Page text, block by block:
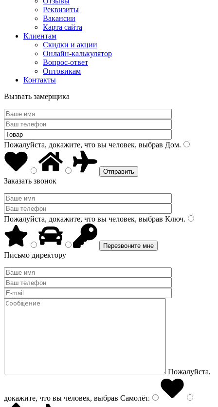
Реквизиты
Вакансии
Карта сайта
Клиентам
Скидки и акции
Онлайн-калькулятор
Вопрос-ответ
Оптовикам
Контакты
Вызвать замерщика
Пожалуйста, докажите, что вы человек, выбрав Дом.
Заказать звонок
Пожалуйста, докажите, что вы человек, выбрав Ключ.
Письмо директору
Пожалуйста,
докажите, что вы человек, выбрав Самолёт.